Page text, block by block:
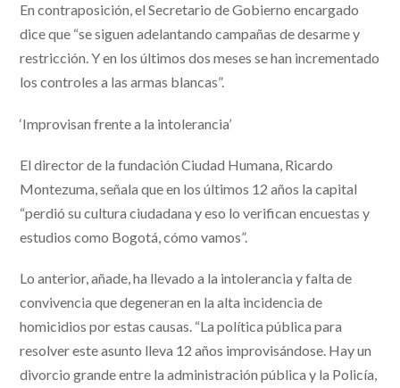
En contraposición, el Secretario de Gobierno encargado
dice que “se siguen adelantando campañas de desarme y
restricción. Y en los últimos dos meses se han incrementado
los controles a las armas blancas”.
‘Improvisan frente a la intolerancia’
El director de la fundación Ciudad Humana, Ricardo
Montezuma, señala que en los últimos 12 años la capital
“perdió su cultura ciudadana y eso lo verifican encuestas y
estudios como Bogotá, cómo vamos”.
Lo anterior, añade, ha llevado a la intolerancia y falta de
convivencia que degeneran en la alta incidencia de
homicidios por estas causas. “La política pública para
resolver este asunto lleva 12 años improvisándose. Hay un
divorcio grande entre la administración pública y la Policía,